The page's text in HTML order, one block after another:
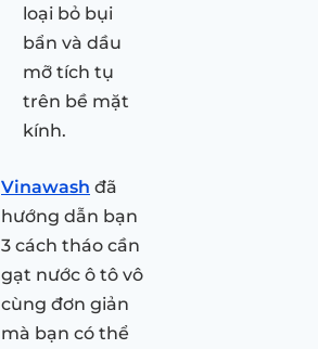
loại bỏ bụi
bẩn và dầu
mỡ tích tụ
trên bề mặt
kính.
Vinawash đã
hướng dẫn bạn
3 cách tháo cần
gạt nước ô tô vô
cùng đơn giản
mà bạn có thể